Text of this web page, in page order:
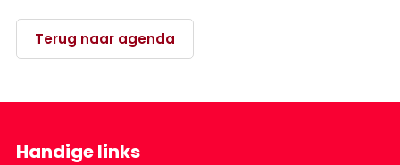
Terug naar agenda
Handige links